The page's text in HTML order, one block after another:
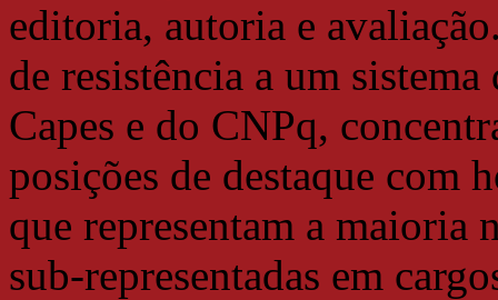
editoria, autoria e
de resistência a um
Capes e do CNPq,
posições de destaque com
que representam a maioria
sub-representadas em